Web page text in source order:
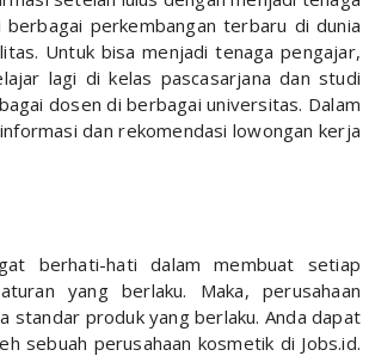
perkembangan terbaru di dunia
Untuk bisa menjadi tenaga pengajar,
lagi di kelas pascasarjana dan studi
dosen di berbagai universitas. Dalam
dan rekomendasi lowongan kerja
berhati-hati dalam membuat setiap
yang berlaku. Maka, perusahaan
standar produk yang berlaku. Anda dapat
sebuah perusahaan kosmetik di Jobs.id.